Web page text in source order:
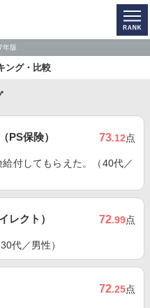
年版
ング・比較
PS保険） 73.12点
付してもらえた。（40代／
レクト） 72.99点
代／男性）
72.25点